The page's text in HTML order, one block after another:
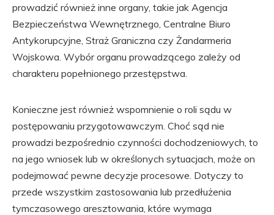
prowadzić również inne organy, takie jak Agencja
Bezpieczeństwa Wewnętrznego, Centralne Biuro
Antykorupcyjne, Straż Graniczna czy Żandarmeria
Wojskowa. Wybór organu prowadzącego zależy od
charakteru popełnionego przestępstwa.
Konieczne jest również wspomnienie o roli sądu w
postępowaniu przygotowawczym. Choć sąd nie
prowadzi bezpośrednio czynności dochodzeniowych, to
na jego wniosek lub w określonych sytuacjach, może on
podejmować pewne decyzje procesowe. Dotyczy to
przede wszystkim zastosowania lub przedłużenia
tymczasowego aresztowania, które wymaga